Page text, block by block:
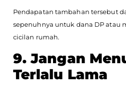
Pendapatan tambahan tersebut
sepenuhnya untuk dana DP atau
cicilan rumah.
9. Jangan
Terlalu Lama